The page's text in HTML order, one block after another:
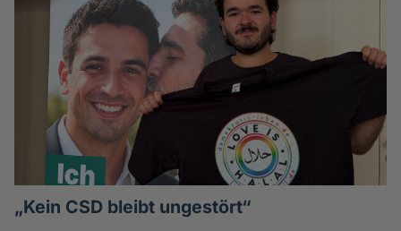
„Kein CSD bleibt ungestört“